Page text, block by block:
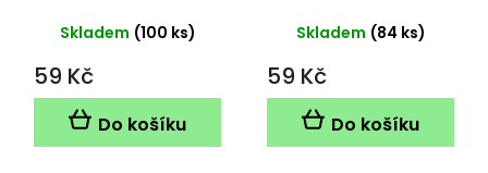
Skladem (100 ks)
59 Kč
Do košíku
Skladem (84 ks)
59 Kč
Do košíku